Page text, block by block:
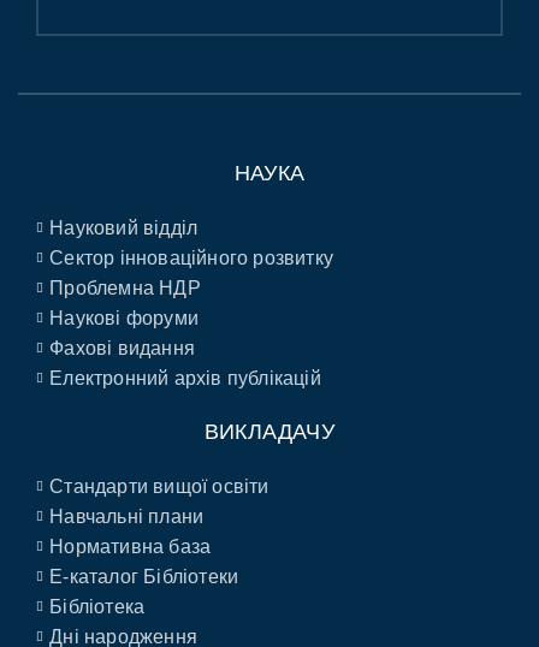
НАУКА
Науковий відділ
Сектор інноваційного розвитку
Проблемна НДР
Наукові форуми
Фахові видання
Електронний архів публікацій
ВИКЛАДАЧУ
Стандарти вищої освіти
Навчальні плани
Нормативна база
E-каталог Бібліотеки
Бібліотека
Дні народження